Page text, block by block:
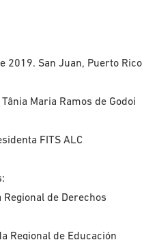
2019. San Juan, Puerto Rico
Maria Ramos de Godoi
FITS ALC
de Derechos
Regional de Educación